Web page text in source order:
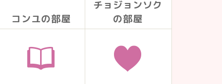
コンユの部屋
チョジョンソク
の部屋